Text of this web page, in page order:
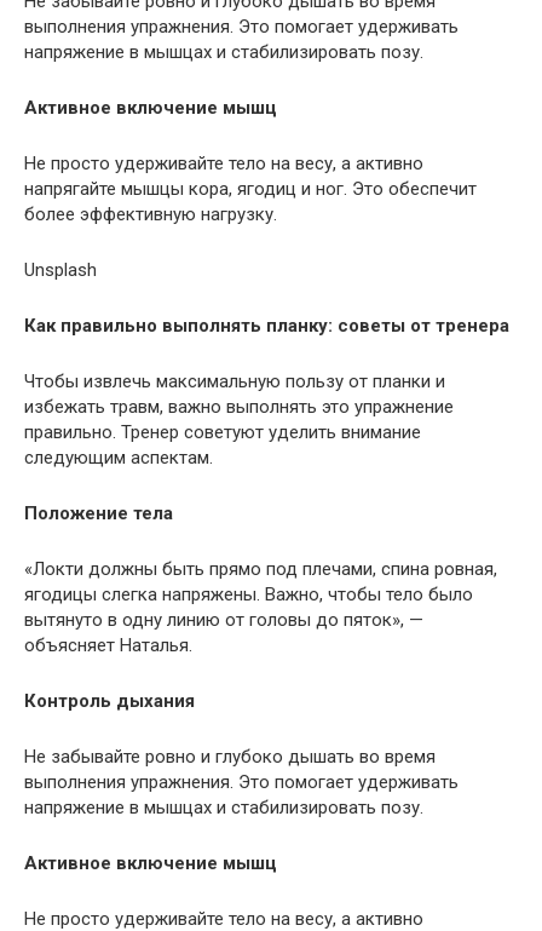
выполнения упражнения. Это помогает удерживать
напряжение в мышцах и стабилизировать позу.
Активное включение мышц
Не просто удерживайте тело на весу, а активно
напрягайте мышцы кора, ягодиц и ног. Это обеспечит
более эффективную нагрузку.
Unsplash
Как правильно выполнять планку: советы от тренера
Чтобы извлечь максимальную пользу от планки и
избежать травм, важно выполнять это упражнение
правильно. Тренер советуют уделить внимание
следующим аспектам.
Положение тела
«Локти должны быть прямо под плечами, спина ровная,
ягодицы слегка напряжены. Важно, чтобы тело было
вытянуто в одну линию от головы до пяток», —
объясняет Наталья.
Контроль дыхания
Не забывайте ровно и глубоко дышать во время
выполнения упражнения. Это помогает удерживать
напряжение в мышцах и стабилизировать позу.
Активное включение мышц
Не просто удерживайте тело на весу, а активно